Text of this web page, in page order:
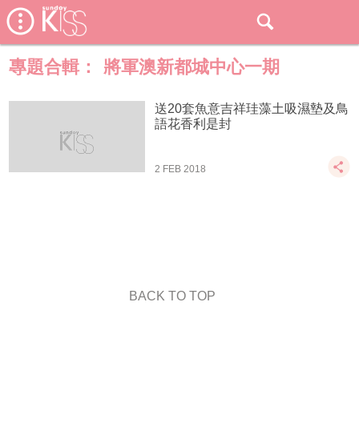
專題合輯： 將軍澳新都城中心一期
送20套魚意吉祥珪藻土吸濕墊及鳥
語花香利是封
2 FEB 2018
BACK TO TOP